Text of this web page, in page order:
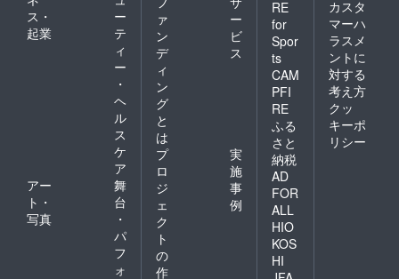
ス・
起業
ー
テ
ィ
ー
・
ヘ
ル
ス
ケ
ア
アー
ト・
写真
舞
台
・
パ
フ
ォ
ァ
ン
デ
ィ
ン
グ
と
は
ー
ビ
ス
プ
ロ
ジ
ェ
ク
ト
の
作
実
施
事
例
RE
for
Spor
ts
CAM
PFI
RE
ふる
さと
納税
AD
FOR
ALL
HIO
KOS
HI
カスタ
マーハ
ラスメ
ントに
対する
考え方
クッ
キーポ
リシー